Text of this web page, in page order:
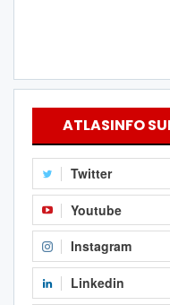
ATLASINFO
Twitter
Youtube
Instagram
Linkedin